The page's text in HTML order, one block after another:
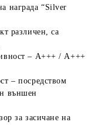
награда “Silver
различен, са
– А+++ / А+++
– посредством
външен
за засичане на